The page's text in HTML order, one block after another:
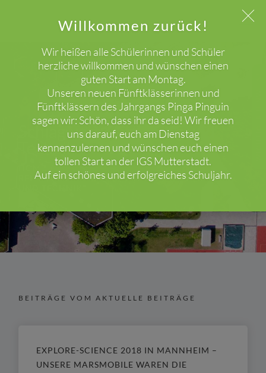
Willkommen zurück!
Wir heißen alle Schülerinnen und Schüler
herzliche willkommen und wünschen einen
guten Start am Montag.
Unseren neuen Fünftklässerinnen und
Fünftklässern des Jahrgangs Pinga Pinguin
sagen wir: Schön, dass ihr da seid! Wir freuen
uns darauf, euch am Dienstag
kennenzulernen und wünschen euch einen
tollen Start an der IGS Mutterstadt.
Auf ein schönes und erfolgreiches Schuljahr.
Schlagwort: Forschung und
Technik
BEITRÄGE MIT DEM SCHLAGWORT "FORSCHUNG
BEITRÄGE VOM AKTUELLE BEITRÄGE
EXPLORE-SCIENCE 2018 IN MANNHEIM –
UNSERE MARSMOBILE WAREN DIE